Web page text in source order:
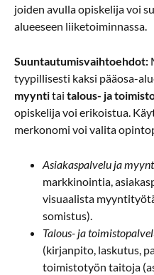
joiden avulla opiskelija voi
alueeseen liiketoiminnassa.
Suuntautumisvaihtoehdot:
tyypillisesti kaksi pääosa-
myyntitai talous- ja
opiskelija voi erikoistua.
merkonomi voi valita
Asiakaspalvelu ja
markkinointia,
visuaalista
somistus).
Talous- ja
(kirjanpito, laskutus,
toimistotyön taitoja